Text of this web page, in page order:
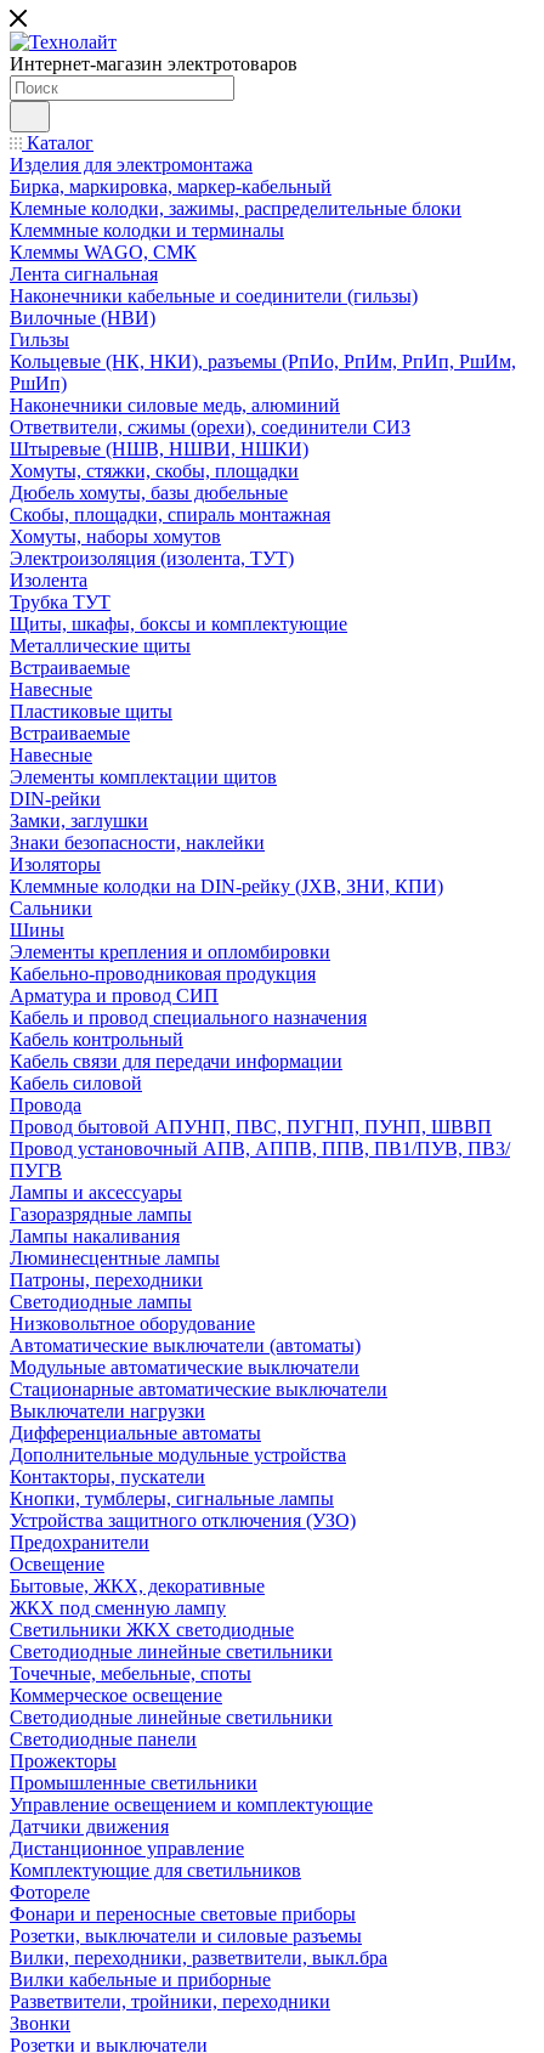
Интернет-магазин электротоваров
Каталог
Изделия для электромонтажа
Бирка, маркировка, маркер-кабельный
Клемные колодки, зажимы, распределительные блоки
Клеммные колодки и терминалы
Клеммы WAGO, СМК
Лента сигнальная
Наконечники кабельные и соединители (гильзы)
Вилочные (НВИ)
Гильзы
Кольцевые (НК, НКИ), разъемы (РпИо, РпИм, РпИп, РшИм,
РшИп)
Наконечники силовые медь, алюминий
Ответвители, сжимы (орехи), соединители СИЗ
Штыревые (НШВ, НШВИ, НШКИ)
Хомуты, стяжки, скобы, площадки
Дюбель хомуты, базы дюбельные
Скобы, площадки, спираль монтажная
Хомуты, наборы хомутов
Электроизоляция (изолента, ТУТ)
Изолента
Трубка ТУТ
Щиты, шкафы, боксы и комплектующие
Металлические щиты
Встраиваемые
Навесные
Пластиковые щиты
Встраиваемые
Навесные
Элементы комплектации щитов
DIN-рейки
Замки, заглушки
Знаки безопасности, наклейки
Изоляторы
Клеммные колодки на DIN-рейку (JXB, ЗНИ, КПИ)
Сальники
Шины
Элементы крепления и опломбировки
Кабельно-проводниковая продукция
Арматура и провод СИП
Кабель и провод специального назначения
Кабель контрольный
Кабель связи для передачи информации
Кабель силовой
Провода
Провод бытовой АПУНП, ПВС, ПУГНП, ПУНП, ШВВП
Провод установочный АПВ, АППВ, ППВ, ПВ1/ПУВ, ПВ3/
ПУГВ
Лампы и аксессуары
Газоразрядные лампы
Лампы накаливания
Люминесцентные лампы
Патроны, переходники
Светодиодные лампы
Низковольтное оборудование
Автоматические выключатели (автоматы)
Модульные автоматические выключатели
Стационарные автоматические выключатели
Выключатели нагрузки
Дифференциальные автоматы
Дополнительные модульные устройства
Контакторы, пускатели
Кнопки, тумблеры, сигнальные лампы
Устройства защитного отключения (УЗО)
Предохранители
Освещение
Бытовые, ЖКХ, декоративные
ЖКХ под сменную лампу
Светильники ЖКХ светодиодные
Светодиодные линейные светильники
Точечные, мебельные, споты
Коммерческое освещение
Светодиодные линейные светильники
Светодиодные панели
Прожекторы
Промышленные светильники
Управление освещением и комплектующие
Датчики движения
Дистанционное управление
Комплектующие для светильников
Фотореле
Фонари и переносные световые приборы
Розетки, выключатели и силовые разъемы
Вилки, переходники, разветвители, выкл.бра
Вилки кабельные и приборные
Разветвители, тройники, переходники
Звонки
Розетки и выключатели